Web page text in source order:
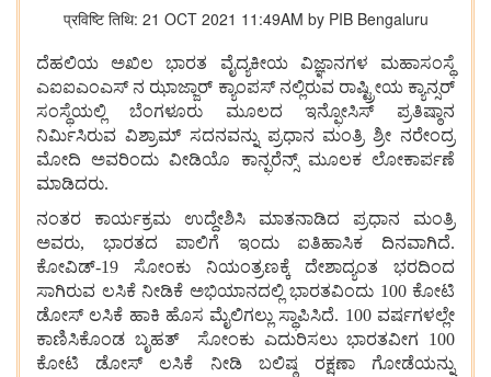
प्रविष्टि तिथि: 21 OCT 2021 11:49AM by PIB Bengaluru
ದೆಹಲಿಯ ಅಖಿಲ ಭಾರತ ವೈದ್ಯಕೀಯ ವಿಜ್ಞಾನಗಳ
ಮಹಾಸಂಸ್ಥೆ
ಎಐಐಎಂಎಸ್ ನ ಝಾಜ್ಜಾರ್ ಕ್ಯಾಂಪಸ್ ನಲ್ಲಿರುವ ರಾಷ್ಟ್ರೀಯ ಕ್ಯಾನ್ಸರ್
ಸಂಸ್ಥೆಯಲ್ಲಿ
ಬೆಂಗಳೂರು ಮೂಲದ ಇನ್ಫೋಸಿಸ್
ಪ್ರತಿಷ್ಠಾನ
ನಿರ್ಮಿಸಿರುವ ವಿಶ್ರಾಮ್ ಸದನವನ್ನು ಪ್ರಧಾನ ಮಂತ್ರಿ ಶ್ರೀ ನರೇಂದ್ರ
ಮೋದಿ
ಅವರಿಂದು ವೀಡಿಯೊ ಕಾನ್ಫರೆನ್ಸ್ ಮೂಲಕ ಲೋಕಾರ್ಪಣೆ
ಮಾಡಿದರು.
ನಂತರ
ಕಾರ್ಯಕ್ರಮ ಉದ್ದೇಶಿಸಿ ಮಾತನಾಡಿದ ಪ್ರಧಾನ
ಮಂತ್ರಿ
ಅವರು, ಭಾರತದ ಪಾಲಿಗೆ ಇಂದು ಐತಿಹಾಸಿಕ ದಿನವಾಗಿದೆ.
ಕೋವಿಡ್-19 ಸೋಂಕು ನಿಯಂತ್ರಣಕ್ಕೆ ದೇಶಾದ್ಯಂತ
ಭರದಿಂದ
ಸಾಗಿರುವ ಲಸಿಕೆ ನೀಡಿಕೆ ಅಭಿಯಾನದಲ್ಲಿ ಭಾರತವಿಂದು 100 ಕೋಟಿ
ಡೋಸ್ ಲಸಿಕೆ ಹಾಕಿ ಹೊಸ ಮೈಲಿಗಲ್ಲು ಸ್ಥಾಪಿಸಿದೆ. 100 ವರ್ಷಗಳಲ್ಲೇ
ಕಾಣಿಸಿಕೊಂಡ ಬೃಹತ್ ಸೋಂಕು ಎದುರಿಸಲು ಭಾರತವೀಗ
100
ಕೋಟಿ
ಡೋಸ್ ಲಸಿಕೆ ನೀಡಿ ಬಲಿಷ್ಠ ರಕ್ಷಣಾ
ಗೋಡೆಯನ್ನು